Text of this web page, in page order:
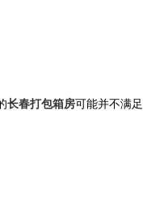
长春打包箱房可能并不满足